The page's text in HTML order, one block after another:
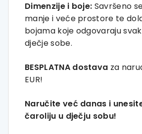
Dimenzije i boje: Savršeno
manje i veće prostore te
bojama koje odgovaraju
dječje sobe.
BESPLATNA dostava za
EUR!
Naručite već danas i
čaroliju u dječju sobu!